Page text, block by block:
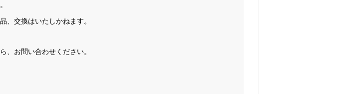
、交換はいたしかねます。
、お問い合わせください。